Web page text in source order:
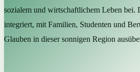
sozialem und wirtschaftlichem Leben bei.
integriert, mit Familien, Studenten und
Glauben in dieser sonnigen Region